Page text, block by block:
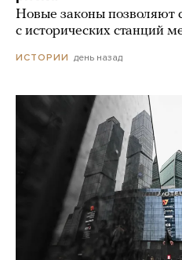
Новые законы позволяют
с исторических станций
ИСТОРИИ день назад